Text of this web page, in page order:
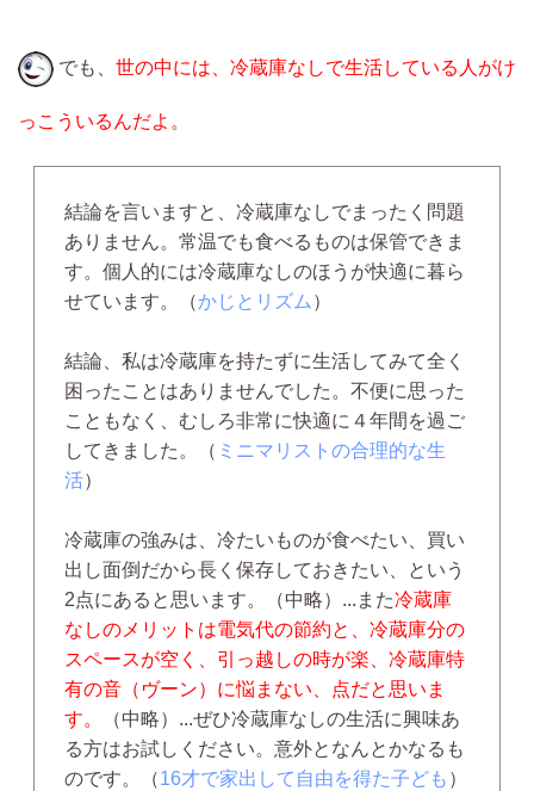
でも、 世の中には、冷蔵庫なしで生活している人がけ
っこういるんだよ。
結論を言いますと、冷蔵庫なしでまったく問題
ありません。常温でも食べるものは保管できま
す。個人的には冷蔵庫なしのほうが快適に暮ら
せています。（かじとリズム）
結論、私は冷蔵庫を持たずに生活してみて全く
困ったことはありませんでした。不便に思った
こともなく、むしろ非常に快適に４年間を過ご
してきました。（ ミニマリストの合理的な生
活）
冷蔵庫の強みは、冷たいものが食べたい、買い
出し面倒だから長く保存しておきたい、という
2点にあると思います。
（中略）... また冷蔵庫
なしのメリットは電気代の節約と、冷蔵庫分の
スペースが空く、引っ越しの時が楽、冷蔵庫特
有の音（ヴーン）に悩まない、点だと思いま
す。
（中略）...ぜひ冷蔵庫なしの生活に興味あ
る方はお試しください。意外となんとかなるも
のです。（16才で家出して自由を得た子ども ）